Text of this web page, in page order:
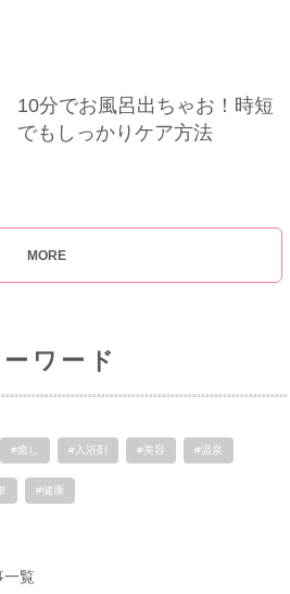
10分でお風呂出ちゃお！時短
でもしっかりケア方法
MORE
ワード
#癒し #入浴剤 #美容 #温泉
#健康
一覧